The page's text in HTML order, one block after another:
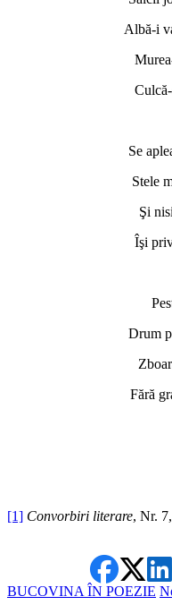
Albă-i
Se
Stele
Şi
Îşi
Drum
Fără
[1] Convorbiri literare, Nr.
BUCOVINA ÎN POEZIE